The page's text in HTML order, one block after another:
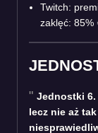
Twitch:
zaklęć: 85%
Jednostki 6.
lecz nie aż